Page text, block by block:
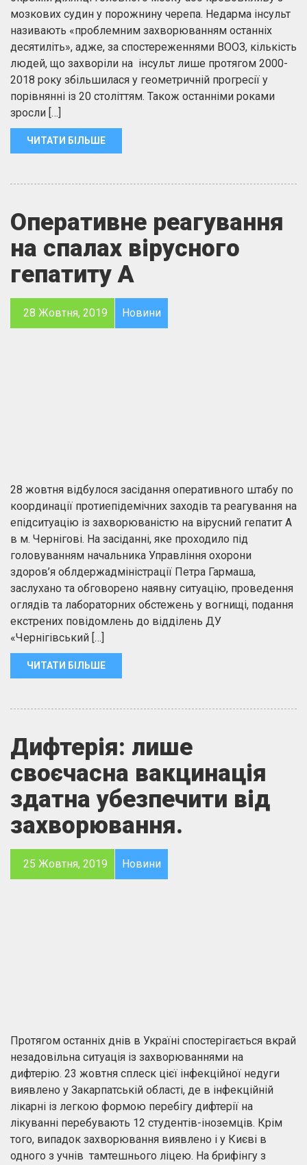
мозкових судин у порожнину черепа. Недарма інсульт
називають «проблемним захворюванням останніх
десятиліть», адже, за спостереженнями ВООЗ, кількість
людей, що захворіли на інсульт лише протягом 2000-
2018 року збільшилася у геометричній прогресії у
порівнянні із 20 століттям. Також останніми роками
зросли […]
ЧИТАТИ БІЛЬШЕ
Оперативне реагування
на спалах вірусного
гепатиту А
28 Жовтня, 2019 Новини
28 жовтня відбулося засідання оперативного штабу по
координації протиепідемічних заходів та реагування на
епідситуацію із захворюваністю на вірусний гепатит А
в м. Чернігові. На засіданні, яке проходило під
головуванням начальника Управління охорони
здоров’я облдержадміністрації Петра Гармаша,
заслухано та обговорено наявну ситуацію, проведення
оглядів та лабораторних обстежень у вогнищі, подання
екстрених повідомлень до відділень ДУ
«Чернігівський […]
ЧИТАТИ БІЛЬШЕ
Дифтерія: лише
своєчасна вакцинація
здатна убезпечити від
захворювання.
25 Жовтня, 2019 Новини
Протягом останніх днів в Україні спостерігається вкрай
незадовільна ситуація із захворюваннями на
дифтерію. 23 жовтня сплеск цієї інфекційної недуги
виявлено у Закарпатській області, де в інфекційній
лікарні із легкою формою перебігу дифтерії на
лікуванні перебувають 12 студентів-іноземців. Крім
того, випадок захворювання виявлено і у Києві в
одного з учнів тамтешнього ліцею. На брифінгу з